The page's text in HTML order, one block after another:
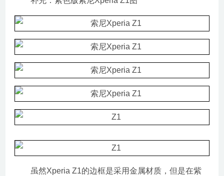
虽然Xperia Z1的边框是采用金属材质，但是在紫